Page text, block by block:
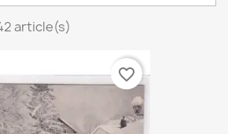
article(s)
favorite_border